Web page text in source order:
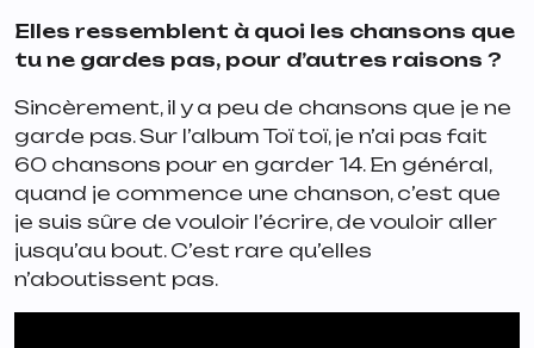
Elles ressemblent à quoi les chansons que
tu ne gardes pas, pour d’autres raisons ?
Sincèrement, il y a peu de chansons que je ne
garde pas. Sur l’album Toï toï, je n’ai pas fait
60 chansons pour en garder 14. En général,
quand je commence une chanson, c’est que
je suis sûre de vouloir l’écrire, de vouloir aller
jusqu’au bout. C’est rare qu’elles
n’aboutissent pas.